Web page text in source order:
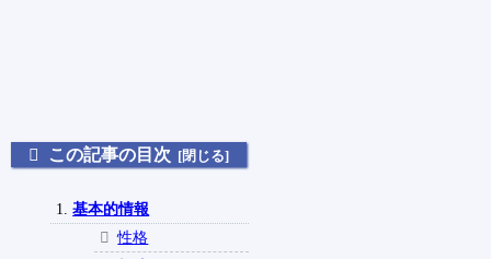
この記事の目次
基本的情報
性格